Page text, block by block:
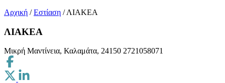
Αρχική / Εστίαση / ΛΙΑΚΕΑ
ΛΙΑΚΕΑ
Μικρή Μαντίνεια, Καλαμάτα, 24150 2721058071